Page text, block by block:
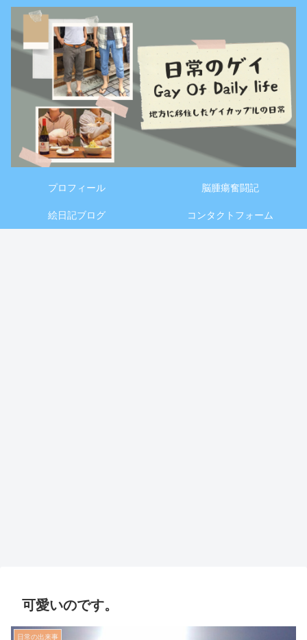
プロフィール 脳腫瘍奮闘記
絵日記ブログ コンタクトフォーム
可愛いのです。
日常の出来事